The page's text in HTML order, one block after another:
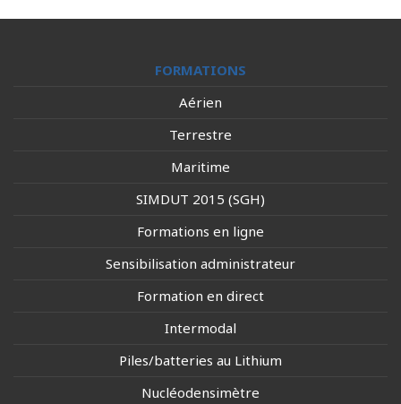
FORMATIONS
Aérien
Terrestre
Maritime
SIMDUT 2015 (SGH)
Formations en ligne
Sensibilisation administrateur
Formation en direct
Intermodal
Piles/batteries au Lithium
Nucléodensimètre